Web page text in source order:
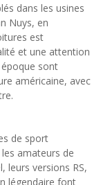
dans les usines
Nuys, en
est
et une attention
sont
américaine, avec
de sport
amateurs de
leurs versions RS,
légendaire font